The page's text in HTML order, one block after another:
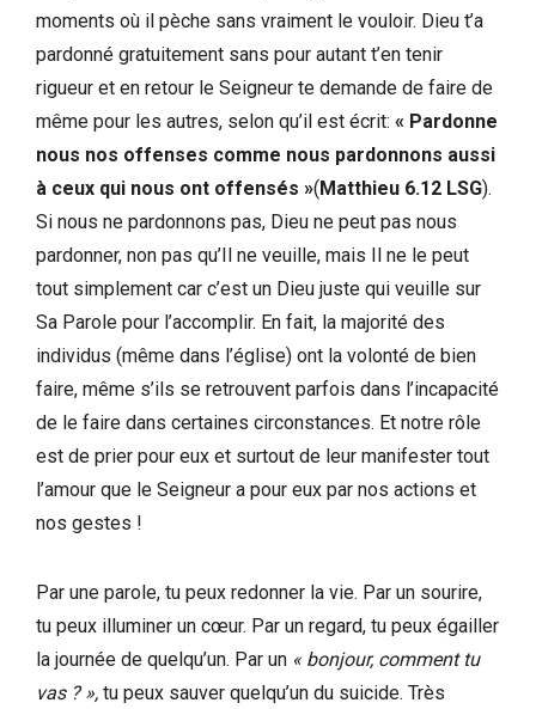
moments où il pèche sans vraiment le vouloir. Dieu t’a
pardonné gratuitement sans pour autant t’en tenir
rigueur et en retour le Seigneur te demande de faire de
même pour les autres, selon qu’il est écrit: « Pardonne
nous nos offenses comme nous pardonnons aussi
à ceux qui nous ont offensés »(Matthieu 6.12 LSG).
Si nous ne pardonnons pas, Dieu ne peut pas nous
pardonner, non pas qu’Il ne veuille, mais Il ne le peut
tout simplement car c’est un Dieu juste qui veuille sur
Sa Parole pour l’accomplir. En fait, la majorité des
individus (même dans l’église) ont la volonté de bien
faire, même s’ils se retrouvent parfois dans l’incapacité
de le faire dans certaines circonstances. Et notre rôle
est de prier pour eux et surtout de leur manifester tout
l’amour que le Seigneur a pour eux par nos actions et
nos gestes !
Par une parole, tu peux redonner la vie. Par un sourire,
tu peux illuminer un cœur. Par un regard, tu peux égailler
la journée de quelqu’un. Par un « bonjour, comment tu
vas ? », tu peux sauver quelqu’un du suicide. Très